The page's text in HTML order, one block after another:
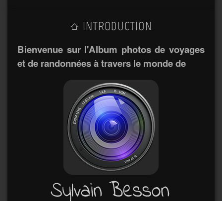
INTRODUCTION
Bienvenue sur l'Album photos de voyages
et de randonnées à travers le monde de